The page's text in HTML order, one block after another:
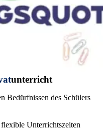
unterricht
Bedürfnissen des Schülers
Unterrichtszeiten